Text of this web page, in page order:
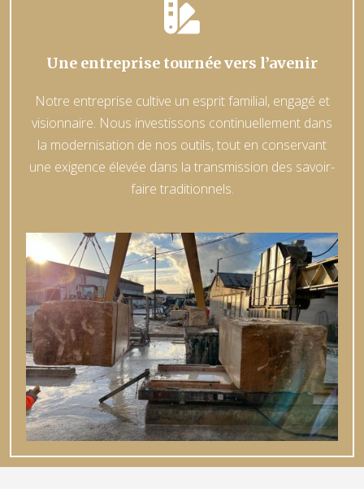

Une entreprise tournée vers l’avenir
Notre entreprise cultive un esprit familial, engagé et
visionnaire. Nous investissons continuellement dans
la modernisation de nos outils, tout en conservant
une exigence élevée dans la transmission des savoir-
faire traditionnels.